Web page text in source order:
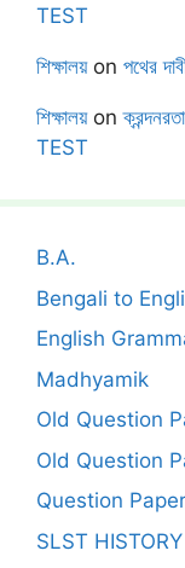
TEST
শিক্ষালয়on পথের
শিক্ষালয়on
TEST
B.A.
Bengali to
English
Madhyamik
Old Question
Old Question
Question Paper
SLST HISTORY